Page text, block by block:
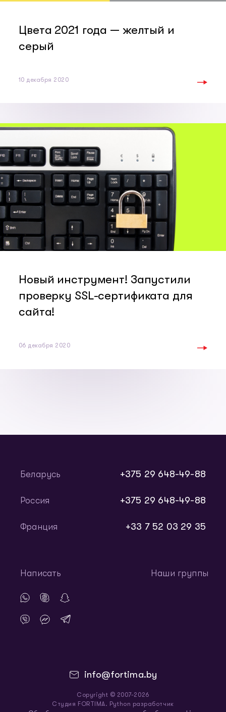
Цвета 2021 года — желтый и
серый
10 декабря 2020
Новый инструмент! Запустили
проверку SSL-сертификата для
сайта!
06 декабря 2020
info@fortima.by
Copyright © 2007-2026
Студия FORTIMA. Python разработчик
Беларусь +375 29 648-49-88
Россия +375 29 648-49-88
Франция +33 7 52 03 29 35
Написать Наши группы